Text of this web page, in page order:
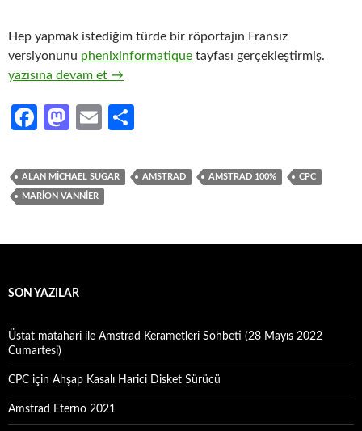
Hep yapmak istediğim türde bir röportajın Fransız
versiyonunu phenixinformatique tayfası gerçekleştirmiş.
Marion Vannier Röportajı
yazısına devam et →
Fa
b
o
k
M
to
d
n
E
ail ar
ALAN MICHAEL SUGAR AMSTRAD AMSTRAD 100% CPC
MARION VANNIER
SON YAZILAR
Üstat matahari ile Amstrad Kerametleri Sohbeti (28 Mayıs 2022
Cumartesi)
CPC için Ahşap Kasalı Harici Disket Sürücü
Amstrad Eterno 2021